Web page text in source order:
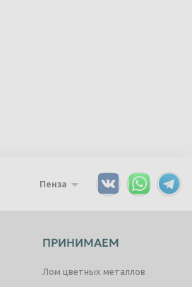
Пенза
ПРИНИМАЕМ
Лом цветных металлов